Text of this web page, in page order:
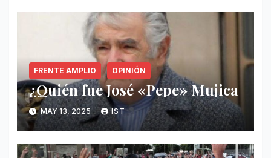
FRENTE AMPLIO OPINIÓN
¿Quién fue José «Pepe» Mujica
MAY 13, 2025 IST